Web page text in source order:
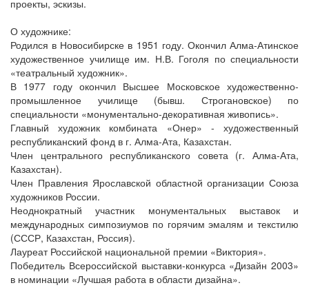
проекты, эскизы.
О художнике:
Родился в Новосибирске в 1951 году. Окончил Алма-Атинское
художественное училище им. Н.В. Гоголя по специальности
«театральный художник».
В 1977 году окончил Высшее Московское художественно-
промышленное училище (бывш. Строгановское) по
специальности «монументально-декоративная живопись».
Главный художник комбината «Онер» - художественный
республиканский фонд в г. Алма-Ата, Казахстан.
Член центрального республиканского совета (г. Алма-Ата,
Казахстан).
Член Правления Ярославской областной организации Союза
художников России.
Неоднократный участник монументальных выставок и
международных симпозиумов по горячим эмалям и текстилю
(СССР, Казахстан, Россия).
Лауреат Российской национальной премии «Виктория».
Победитель Всероссийской выставки-конкурса «Дизайн 2003»
в номинации «Лучшая работа в области дизайна».